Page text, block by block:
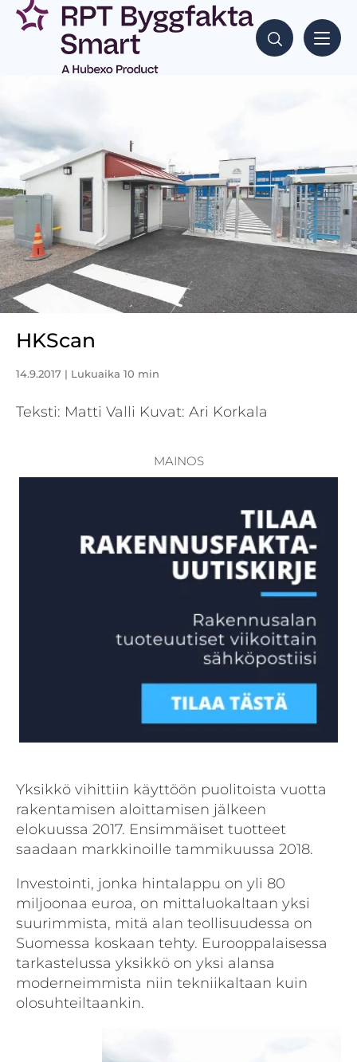
HKScan
14.9.2017 | Lukuaika 10 min
Teksti: Matti Valli Kuvat: Ari Korkala
Yksikkö vihittiin käyttöön puolitoista vuotta
rakentamisen aloittamisen jälkeen
elokuussa 2017. Ensimmäiset tuotteet
saadaan markkinoille tammikuussa 2018.
Investointi, jonka hintalappu on yli 80
miljoonaa euroa, on mittaluokaltaan yksi
suurimmista, mitä alan teollisuudessa on
Suomessa koskaan tehty. Eurooppalaisessa
tarkastelussa yksikkö on yksi alansa
moderneimmista niin tekniikaltaan kuin
olosuhteiltaankin.